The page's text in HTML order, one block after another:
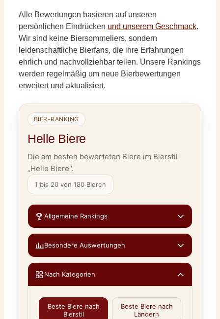
Alle Bewertungen basieren auf unseren
persönlichen Eindrücken und unserem Geschmack.
Wir sind keine Biersommeliers, sondern
leidenschaftliche Bierfans, die ihre Erfahrungen
ehrlich und nachvollziehbar teilen. Unsere Rankings
werden regelmäßig um neue Bierbewertungen
erweitert und aktualisiert.
BIER-RANKING
Helle Biere
Die am besten bewerteten Biere im Bierstil
„Helle Biere“.
1 bis 20 von 180 Bieren
Allgemeine Rankings
Besondere Auswertungen
Nach Kategorien
Beste Biere nach
Bierstil
Beste Biere nach
Ländern